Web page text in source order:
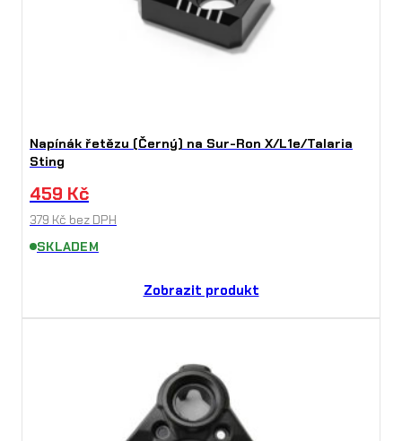
Napínák řetězu (Černý) na Sur-Ron X/L1e/Talaria
Sting
459 Kč
379 Kč bez DPH
SKLADEM
Zobrazit produkt